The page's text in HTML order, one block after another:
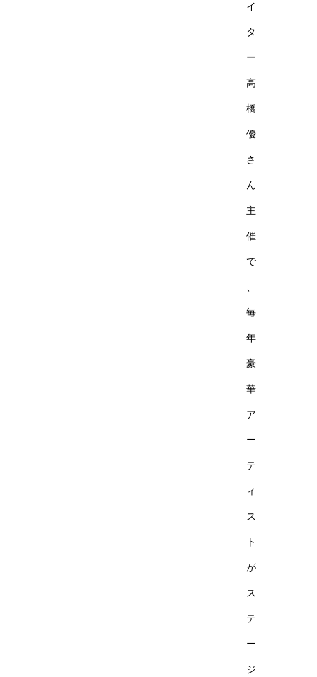
イ
タ
ー
高
橋
優
さ
ん
主
催
で
毎
年
豪
華
ア
ー
テ
ィ
ス
ト
が
ス
テ
ー
ジ